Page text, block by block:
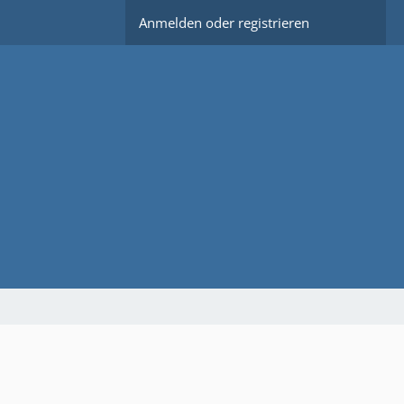
Anmelden oder registrieren